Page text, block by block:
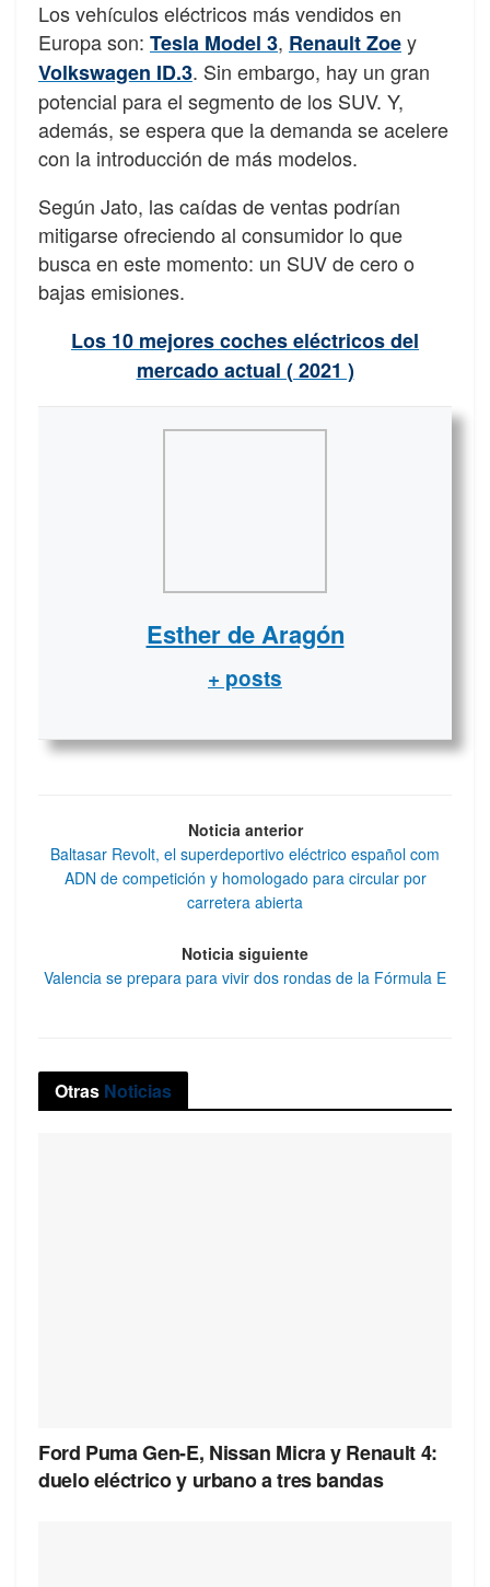
Los vehículos eléctricos más vendidos en
Europa son: Tesla Model 3, Renault Zoey
Volkswagen ID.3. Sin embargo, hay un gran
potencial para el segmento de los SUV. Y,
además, se espera que la demanda se acelere
con la introducción de más modelos.
Según Jato, las caídas de ventas podrían
mitigarse ofreciendo al consumidor lo que
busca en este momento: un SUV de cero o
bajas emisiones.
Los 10 mejores coches eléctricos del
mercado actual ( 2021 )
Esther de Aragón
+ posts
Noticia anterior
Baltasar Revolt, el superdeportivo eléctrico español com
ADN de competición y homologado para circular por
carretera abierta
Noticia siguiente
Valencia se prepara para vivir dos rondas de la Fórmula E
Otras Noticias
Ford Puma Gen-E, Nissan Micra y Renault 4:
duelo eléctrico y urbano a tres bandas